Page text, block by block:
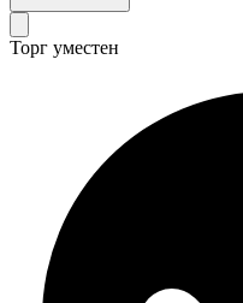
Торг уместен